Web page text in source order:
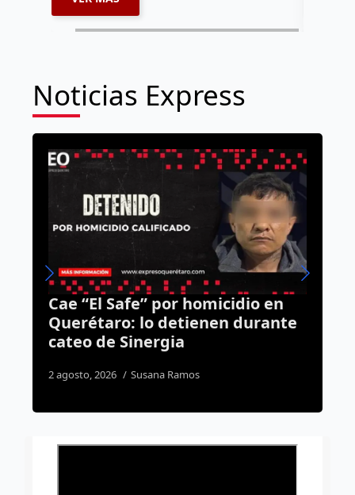
Noticias Express
Rehabilitación del Foro
Querétaro alcanza 45% de
avance; cubierta será la